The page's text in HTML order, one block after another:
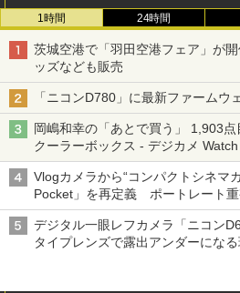
1時間 24時間
茨城空港で「羽田空港フェア」が
ッズなども販売
「ニコンD780」に最新ファーム
岡嶋和幸の「あとで買う」 1,903
クーラーボックス - デジカメ Watch
Vlogカメラから“コンパクトシネマ
Pocket」を再定義 ポートレート重
デジタル一眼レフカメラ「ニコン
タイプレンズで露出アンダーにな